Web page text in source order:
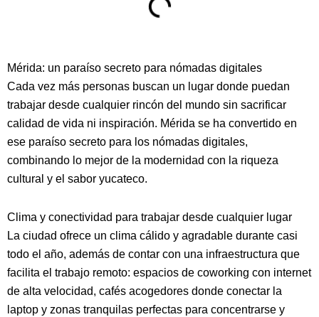
Mérida: un paraíso secreto para nómadas digitales
Cada vez más personas buscan un lugar donde puedan
trabajar desde cualquier rincón del mundo sin sacrificar
calidad de vida ni inspiración. Mérida se ha convertido en
ese paraíso secreto para los nómadas digitales,
combinando lo mejor de la modernidad con la riqueza
cultural y el sabor yucateco.
Clima y conectividad para trabajar desde cualquier lugar
La ciudad ofrece un clima cálido y agradable durante casi
todo el año, además de contar con una infraestructura que
facilita el trabajo remoto: espacios de coworking con internet
de alta velocidad, cafés acogedores donde conectar la
laptop y zonas tranquilas perfectas para concentrarse y